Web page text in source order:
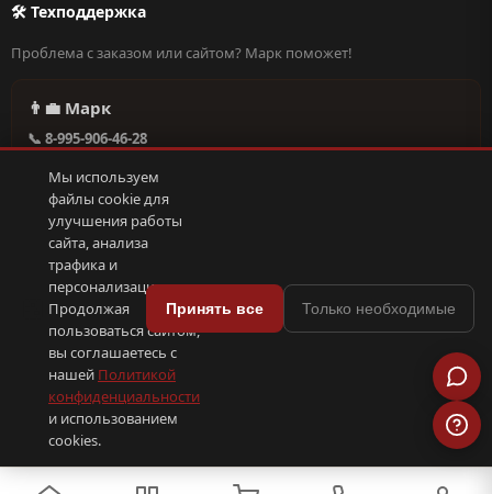
🛠 Техподдержка
Проблема с заказом или сайтом? Марк поможет!
👨‍💼 Марк
📞 8-995-906-46-28
🕐 Круглосуточно, без выходных
Написать в поддержку →
© 2026 С иголочки | 37. Все права защищены.
🛠 Поддержка·Оферта· 📦 YML-фид
Сделано в .su
Мы используем
файлы cookie для
улучшения работы
сайта, анализа
трафика и
персонализации.
Продолжая
пользоваться сайтом,
вы соглашаетесь с
нашей Политикой
конфиденциальности
и использованием
cookies.
Принять все Только необходимые